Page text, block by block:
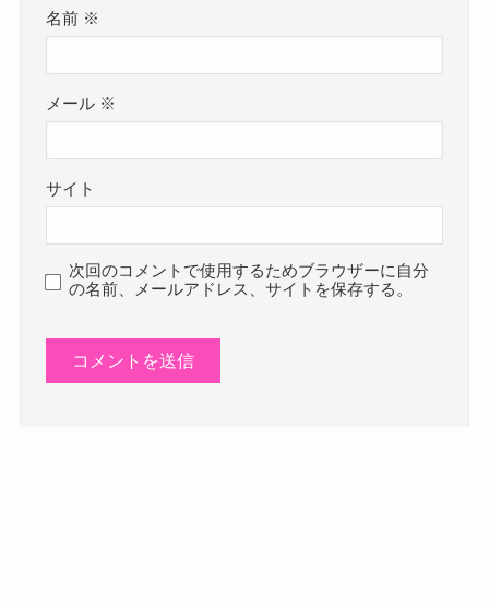
名前 ※
メール ※
サイト
次回のコメントで使用するためブラウザーに自分
の名前、メールアドレス、サイトを保存する。